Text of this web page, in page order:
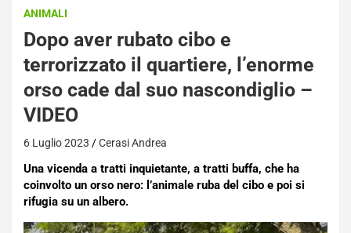
ANIMALI
Dopo aver rubato cibo e
terrorizzato il quartiere, l’enorme
orso cade dal suo nascondiglio –
VIDEO
6 Luglio 2023 Cerasi Andrea
Una vicenda a tratti inquietante, a tratti buffa, che ha
coinvolto un orso nero: l’animale ruba del cibo e poi si
rifugia su un albero.